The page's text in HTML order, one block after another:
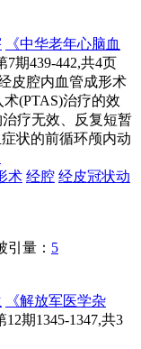
《中华老年心脑血
7期439-442,共4页
皮腔内血管成形术
(PTAS)治疗的效
疗无效、反复短暂
状的前循环颅内动
术 经腔 经皮冠状动
引量： 5
《解放军医学杂
12期1345-1347,共3